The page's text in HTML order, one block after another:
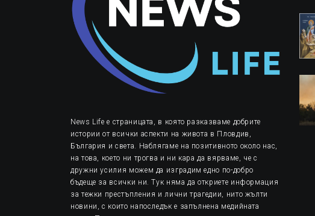
News Life е страницата, в която разказваме добрите
истории от всички аспекти на живота в Пловдив,
България и света. Наблягаме на позитивното около нас,
на това, което ни трогва и ни кара да вярваме, че с
дружни усилия можем да изградим едно по-добро
бъдеще за всички ни. Тук няма да откриете информация
за тежки престъпления и лични трагедии, нито жълти
новини, с които напоследък е запълнена медийната